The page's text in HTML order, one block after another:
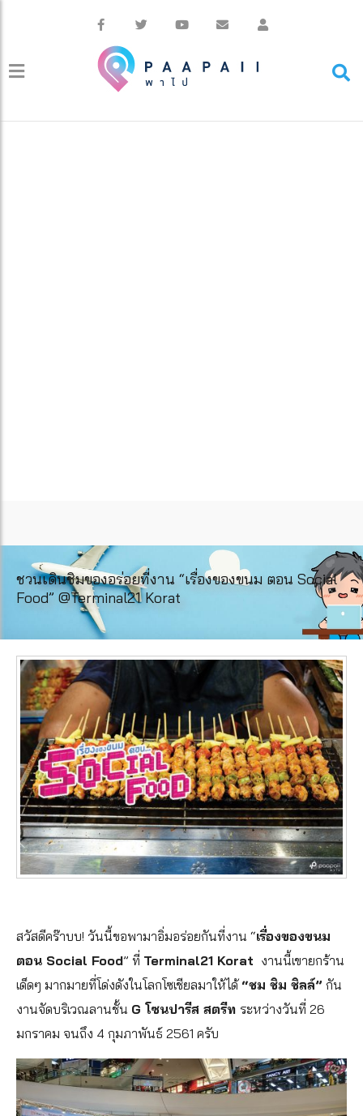
ชวนเดินชิมของอร่อยที่งาน “เรื่องของขนม ตอน Social
Food” @Terminal21 Korat
สวัสดีคร๊าบบ! วันนี้ขอพามาอิ่มอร่อยกันที่งาน “เรื่องของขนม
ตอน Social Food” ที่ Terminal21 Korat งานนี้เขายกร้าน
เด็ดๆ มากมายที่โด่งดังในโลกโซเชียลมาให้ได้ “ชม ชิม ชิลล์” กัน
งานจัดบริเวณลานชั้น G โซนปารีส สตรีท ระหว่างวันที่ 26
มกราคม จนถึง 4 กุมภาพันธ์ 2561 ครับ